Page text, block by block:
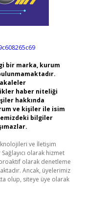
bir marka, kurum
haber niteliği
hakkında
ve kişiler ile isim
bilgiler
ve İletişim
olarak hizmet
olarak denetleme
Ancak, üyelerimiz
olup, siteye üye olarak